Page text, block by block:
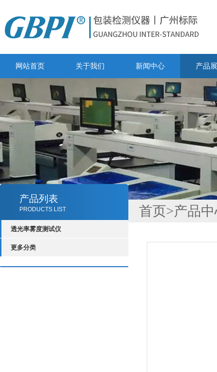
网站首页 关于我们 新闻中心 产品
产品列表
PRODUCTS LIST
透光率雾度测试仪
更多分类
首页>产品